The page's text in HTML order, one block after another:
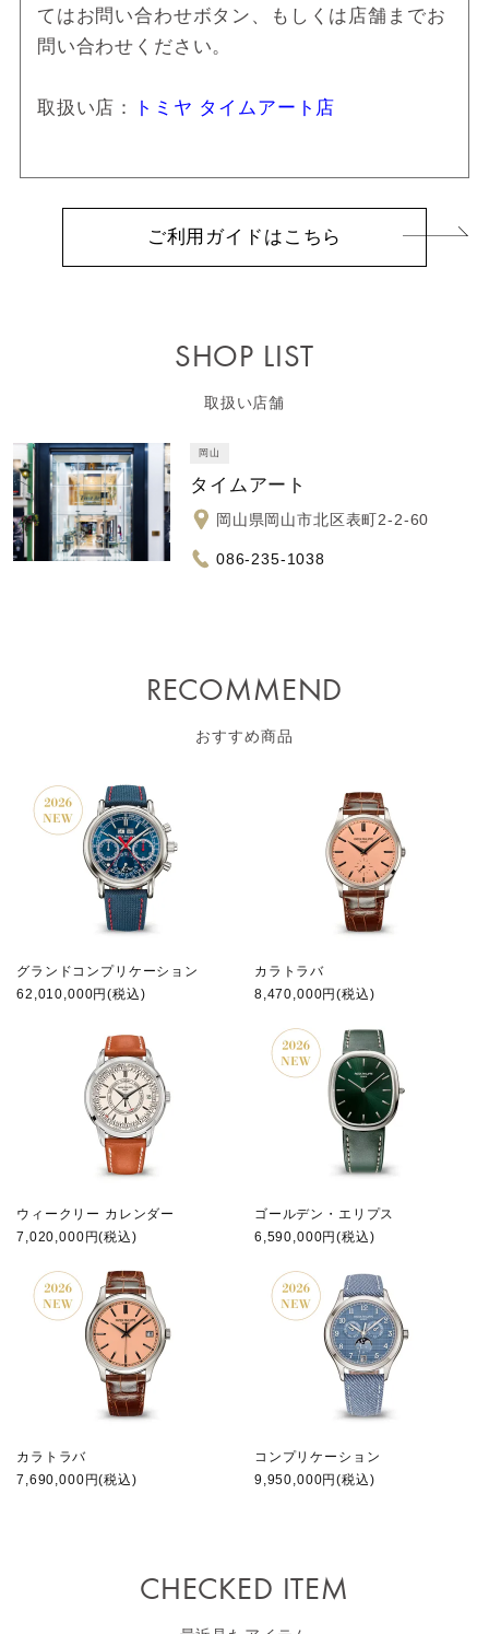
てはお問い合わせボタン、もしくは店舗までお
問い合わせください。
取扱い店： トミヤ タイムアート店
ご利用ガイドはこちら
SHOP LIST
取扱い店舗
岡山
タイムアート
岡山県岡山市北区表町2-2-60
086-235-1038
RECOMMEND
おすすめ商品
グランドコンプリケーション
62,010,000円(税込)
カラトラバ
8,470,000円(税込)
ウィークリー カレンダー
7,020,000円(税込)
ゴールデン・エリプス
6,590,000円(税込)
カラトラバ
7,690,000円(税込)
コンプリケーション
9,950,000円(税込)
CHECKED ITEM